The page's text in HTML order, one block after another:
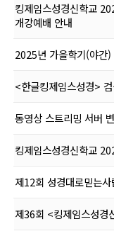
킹제임스성경신학교
개강예배 안내
2025년 가을학기(야간
<한글킹제임스성경>
동영상 스트리밍 서버
킹제임스성경신학교
제12회 성경대로믿는
제36회 <킹제임스성경